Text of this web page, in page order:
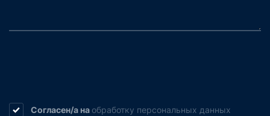
Согласен/а на обработку персональных данных